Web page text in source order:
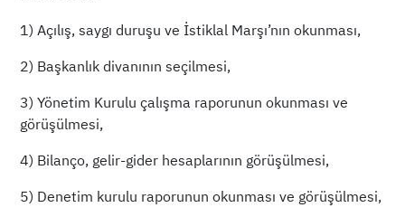
1) Açılış, saygı duruşu ve İstiklal Marşı’nın okunması,
2) Başkanlık divanının seçilmesi,
3) Yönetim Kurulu çalışma raporunun okunması ve
görüşülmesi,
4) Bilanço, gelir-gider hesaplarının görüşülmesi,
5) Denetim kurulu raporunun okunması ve görüşülmesi,